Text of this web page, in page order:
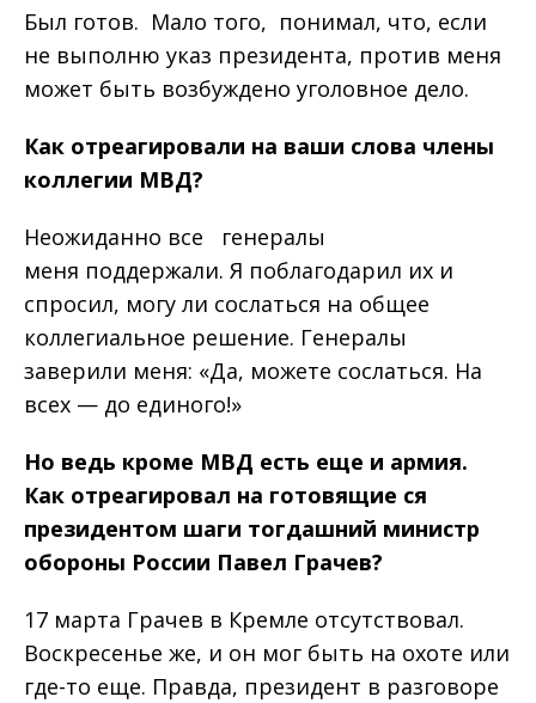
Был готов. Мало того, понимал, что, если
не выполню указ президента, против меня
может быть возбуждено уголовное дело.
Как отреагировали на ваши слова члены
коллегии МВД?
Неожиданно все генералы
меня поддержали. Я поблагодарил их и
спросил, могу ли сослаться на общее
коллегиальное решение. Генералы
заверили меня: «Да, можете сослаться. На
всех — до единого!»
Но ведь кроме МВД есть еще и армия.
Как отреагировал на готовящие ся
президентом шаги тогдашний министр
обороны России Павел Грачев?
17 марта Грачев в Кремле отсутствовал.
Воскресенье же, и он мог быть на охоте или
где-то еще. Правда, президент в разговоре